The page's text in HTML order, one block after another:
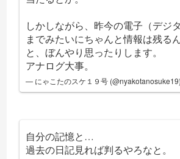
しかしながら、昨今の電子（デジ
までみたいにちゃんと情報は残る
と、ぼんやり思ったりします。
アナログ大事。
— にゃこたのスケ１９号
自分の記憶と…
過去の日記見れば判るやろなと。